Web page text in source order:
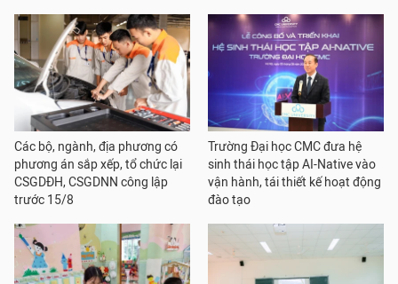
Các bộ, ngành, địa phương có
phương án sắp xếp, tổ chức lại
CSGDĐH, CSGDNN công lập
trước 15/8
Trường Đại học CMC đưa hệ
sinh thái học tập AI-Native vào
vận hành, tái thiết kế hoạt động
đào tạo